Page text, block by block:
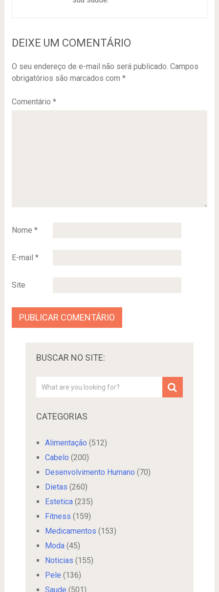
DEIXE UM COMENTÁRIO
O seu endereço de e-mail não será publicado. Campos
obrigatórios são marcados com *
Comentário *
Nome *
E-mail *
Site
BUSCAR NO SITE:
CATEGORIAS
Alimentação (512)
Cabelo (200)
Desenvolvimento Humano (70)
Dietas (260)
Estetica(235)
Fitness (159)
Medicamentos (153)
Moda(45)
Noticias (155)
Pele (136)
Saude (501)